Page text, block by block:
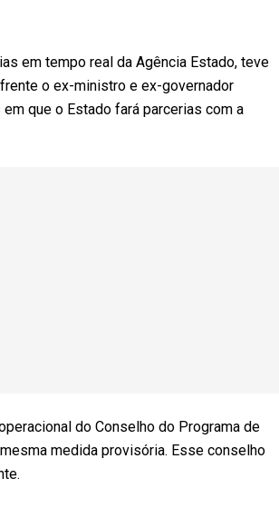
em tempo real da Agência Estado, teve
o ex-ministro e ex-governador
que o Estado fará parcerias com a
do Conselho do Programa de
medida provisória. Esse conselho